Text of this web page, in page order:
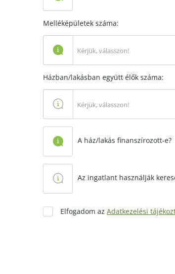
Melléképületek száma:
Kérjük, válasszon!
Házban/lakásban együtt élők száma:
Kérjük, válasszon!
A ház/lakás finanszírozott-e?
Az ingatlant használják
Elfogadom az Adatkezelési